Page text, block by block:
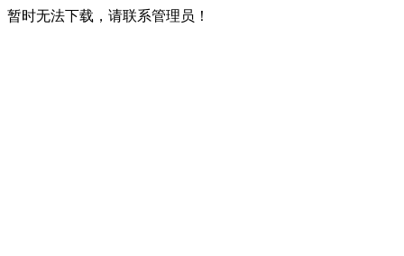
暂时无法下载，请联系管理员！